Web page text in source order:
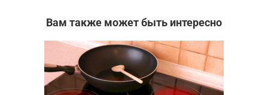
Вам также может быть интересно